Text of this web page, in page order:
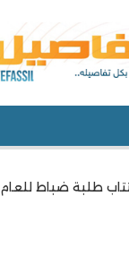
طلبة ضباط للعام